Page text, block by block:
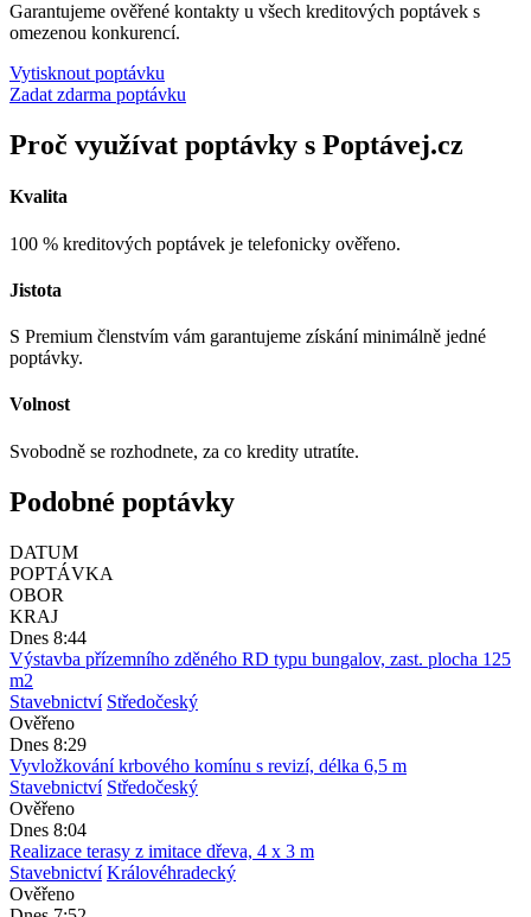
Garantujeme ověřené kontakty u všech kreditových poptávek s
omezenou konkurencí.
Vytisknout poptávku
Zadat zdarma poptávku
Proč využívat poptávky s Poptávej.cz
Kvalita
100 % kreditových poptávek je telefonicky ověřeno.
Jistota
S Premium členstvím vám garantujeme získání minimálně jedné
poptávky.
Volnost
Svobodně se rozhodnete, za co kredity utratíte.
Podobné poptávky
DATUM
POPTÁVKA
OBOR
KRAJ
Dnes 8:44
Výstavba přízemního zděného RD typu bungalov, zast. plocha 125
m2
Stavebnictví Středočeský
Ověřeno
Dnes 8:29
Vyvložkování krbového komínu s revizí, délka 6,5 m
Stavebnictví Středočeský
Ověřeno
Dnes 8:04
Realizace terasy z imitace dřeva, 4 x 3 m
Stavebnictví Královéhradecký
Ověřeno